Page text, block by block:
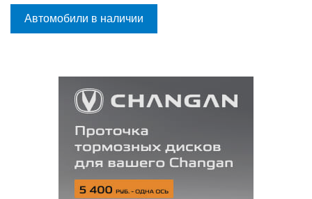
Автомобили в наличии